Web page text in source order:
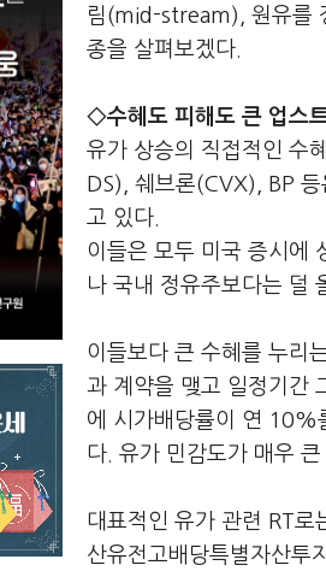
림(mid-stream), 원유를
종을 살펴보겠다.
◇수혜도 피해도 큰 업스
유가 상승의 직접적인 수
DS), 쉐브론(CVX), BP
고 있다.
이들은 모두 미국 증시에
나 국내 정유주보다는 덜
이들보다 큰 수혜를 누리
과 계약을 맺고 일정기간
에 시가배당률이 연 10%
다. 유가 민감도가 매우 큰
대표적인 유가 관련 RT로
산유전고배당특별자산투